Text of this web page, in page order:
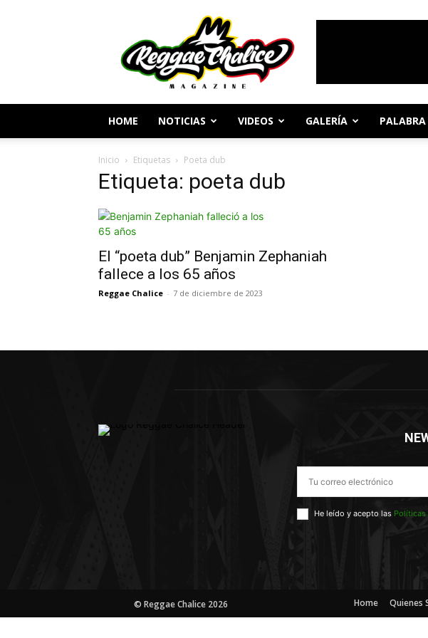
Periodismo
y
Cultura
Reggae
HOME NOTICIAS VIDEOS GALERÍA
Inicio Etiquetas Poeta dub
Etiqueta: poeta dub
El “poeta dub” Benjamin Zephaniah
fallece a los 65 años
Reggae Chalice - 7 de diciembre de 2023
He leído y acepto las Políticas
© Reggae Chalice 2026 Home Quienes